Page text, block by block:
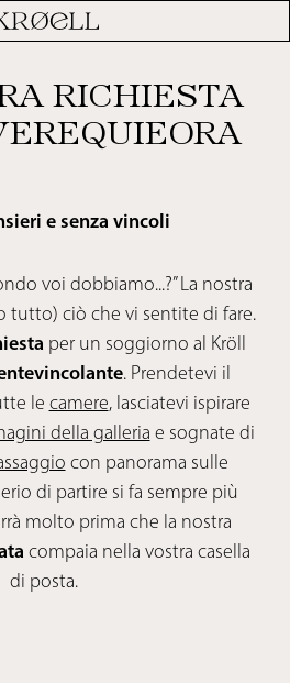
RICHIESTA
e senza vincoli
voi dobbiamo...?” La nostra
tutto) ciò che vi sentite di fare.
per un soggiorno al Kröll
. Prendetevi il
le camere, lasciatevi ispirare
della galleria e sognate di
con panorama sulle
di partire si fa sempre più
molto prima che la nostra
compaia nella vostra casella
di posta.